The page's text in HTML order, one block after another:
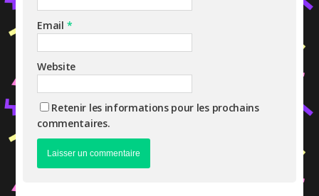
Email *
Website
Retenir les informations pour les prochains
commentaires.